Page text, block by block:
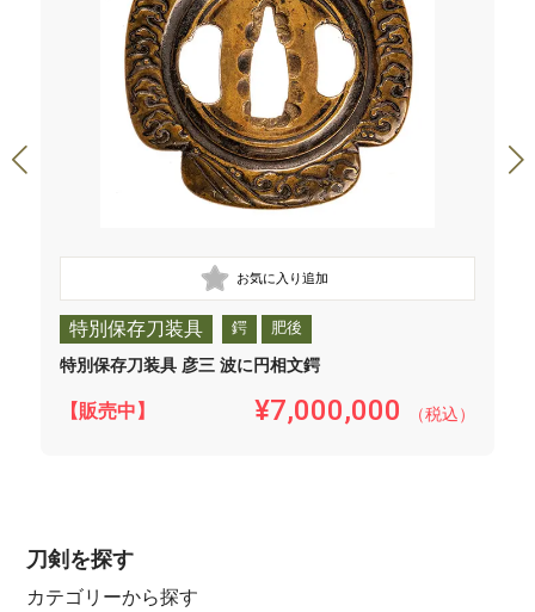
特別保存刀装具 鍔 肥後
特別保存刀装具 彦三 波に円相文鍔
【販売中】 ¥7,000,000 （税込）
刀剣を探す
カテゴリーから探す